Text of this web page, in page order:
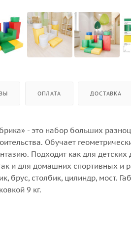
ОПЛАТА ДОСТАВКА
- это набор больших
Обучает
Подходит как для
и для домашних спортивных и
брус, столбик, цилиндр, мост.
9 кг.